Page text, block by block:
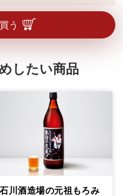
う
したい商品
石川酒造場の元祖もろみ